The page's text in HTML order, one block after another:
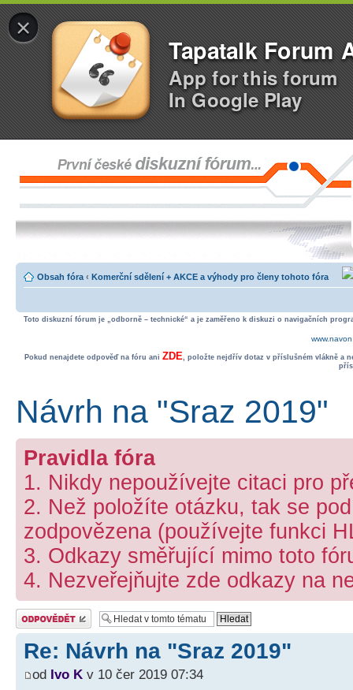
×
Tapatalk Forum
App for this forum
In Google Play
Obsah fóra ‹ Komerční sdělení + AKCE a výhody pro členy tohoto fóra
Toto diskuzní fórum je „odborně – technické“ a je zaměřeno k diskuzi o navigačních
Pokud nenajdete odpověď na fóru ani ZDE, položte nejdřív dotaz v příslušném vlákně a
Návrh na "Sraz 2019"
Pravidla fóra
1. Nikdy nepoužívejte citaci pro
2. Než položíte otázku, tak se
zodpovězena (používejte funkci
3. Odkazy směřující mimo toto
4. Nezveřejňujte zde odkazy na
Odeslat odpověď
Re: Návrh na "Sraz 2019"
od Ivo K v 10 čer 2019 07:34